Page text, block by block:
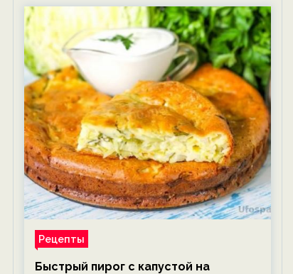
Рецепты
Быстрый пирог с капустой на